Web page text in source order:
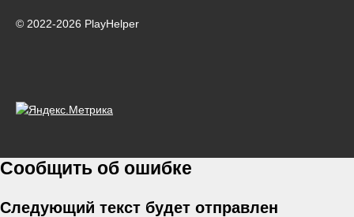
© 2022-2026 PlayHelper
Сообщить об ошибке
Следующий текст будет отправлен